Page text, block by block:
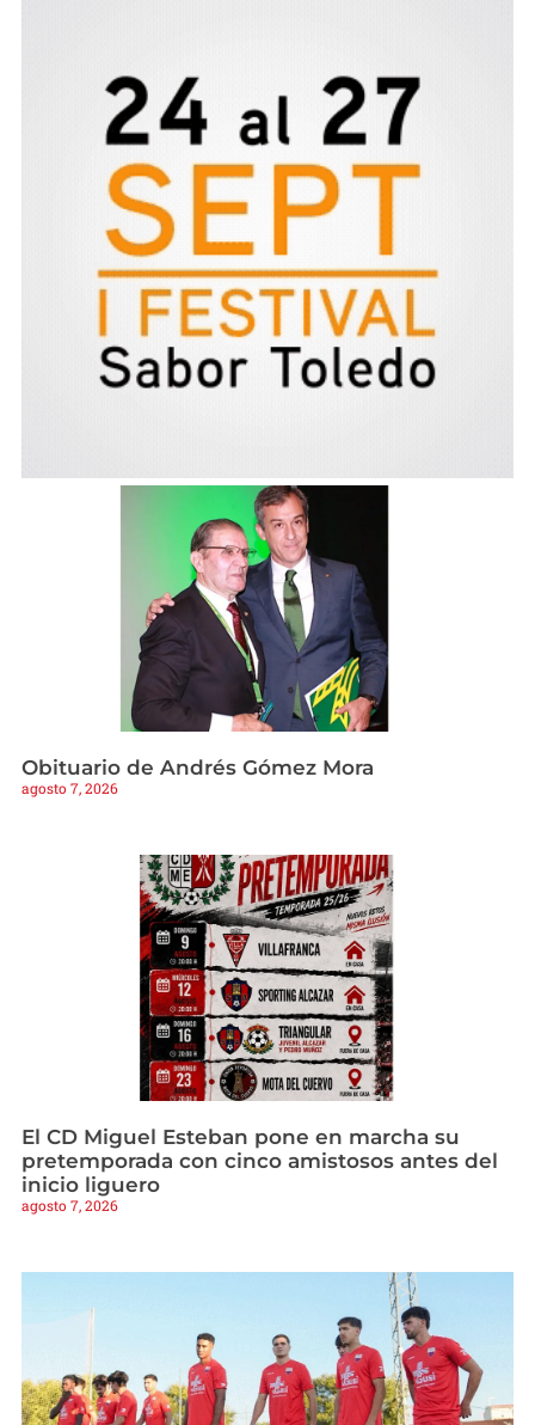
Obituario de Andrés Gómez Mora
agosto 7, 2026
El CD Miguel Esteban pone en marcha su
pretemporada con cinco amistosos antes del
inicio liguero
agosto 7, 2026